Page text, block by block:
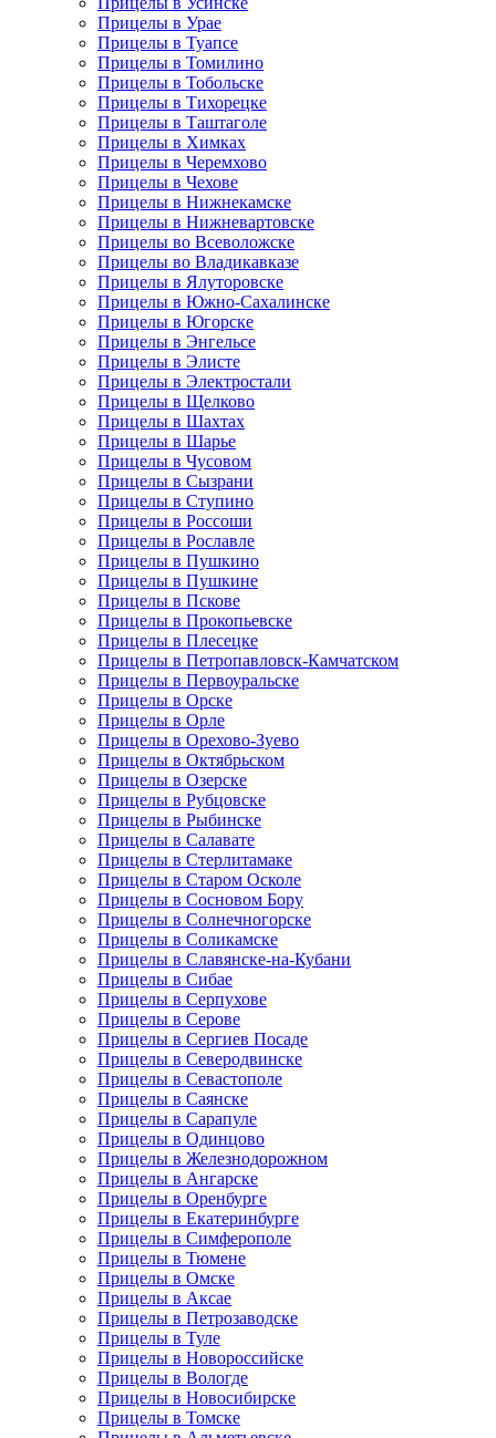
Прицелы в Урае
Прицелы в Туапсе
Прицелы в Томилино
Прицелы в Тобольске
Прицелы в Тихорецке
Прицелы в Таштаголе
Прицелы в Химках
Прицелы в Черемхово
Прицелы в Чехове
Прицелы в Нижнекамске
Прицелы в Нижневартовске
Прицелы во Всеволожске
Прицелы во Владикавказе
Прицелы в Ялуторовске
Прицелы в Южно-Сахалинске
Прицелы в Югорске
Прицелы в Энгельсе
Прицелы в Элисте
Прицелы в Электростали
Прицелы в Щелково
Прицелы в Шахтах
Прицелы в Шарье
Прицелы в Чусовом
Прицелы в Сызрани
Прицелы в Ступино
Прицелы в Россоши
Прицелы в Рославле
Прицелы в Пушкино
Прицелы в Пушкине
Прицелы в Пскове
Прицелы в Прокопьевске
Прицелы в Плесецке
Прицелы в Петропавловск-Камчатском
Прицелы в Первоуральске
Прицелы в Орске
Прицелы в Орле
Прицелы в Орехово-Зуево
Прицелы в Октябрьском
Прицелы в Озерске
Прицелы в Рубцовске
Прицелы в Рыбинске
Прицелы в Салавате
Прицелы в Стерлитамаке
Прицелы в Старом Осколе
Прицелы в Сосновом Бору
Прицелы в Солнечногорске
Прицелы в Соликамске
Прицелы в Славянске-на-Кубани
Прицелы в Сибае
Прицелы в Серпухове
Прицелы в Серове
Прицелы в Сергиев Посаде
Прицелы в Северодвинске
Прицелы в Севастополе
Прицелы в Саянске
Прицелы в Сарапуле
Прицелы в Одинцово
Прицелы в Железнодорожном
Прицелы в Ангарске
Прицелы в Оренбурге
Прицелы в Екатеринбурге
Прицелы в Симферополе
Прицелы в Тюмене
Прицелы в Омске
Прицелы в Аксае
Прицелы в Петрозаводске
Прицелы в Туле
Прицелы в Новороссийске
Прицелы в Вологде
Прицелы в Новосибирске
Прицелы в Томске